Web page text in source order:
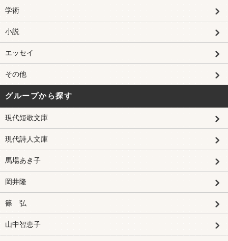
学術
小説
エッセイ
その他
グループから探す
現代短歌文庫
現代詩人文庫
馬場あき子
岡井隆
篠 弘
山中智恵子